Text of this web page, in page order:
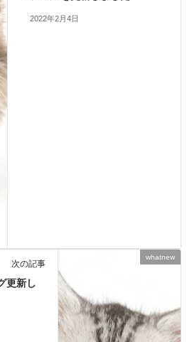
2022年2月4日
whatnew
次の記事
更新し